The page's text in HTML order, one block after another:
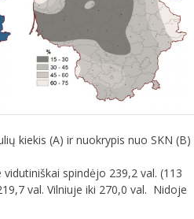
kiekis (A) ir nuokrypis nuo SKN (B)
spindėjo 239,2 val. (113
val. Vilniuje iki 270,0 val. Nidoje